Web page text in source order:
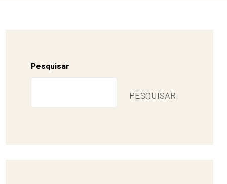
Pesquisar
PESQUISAR